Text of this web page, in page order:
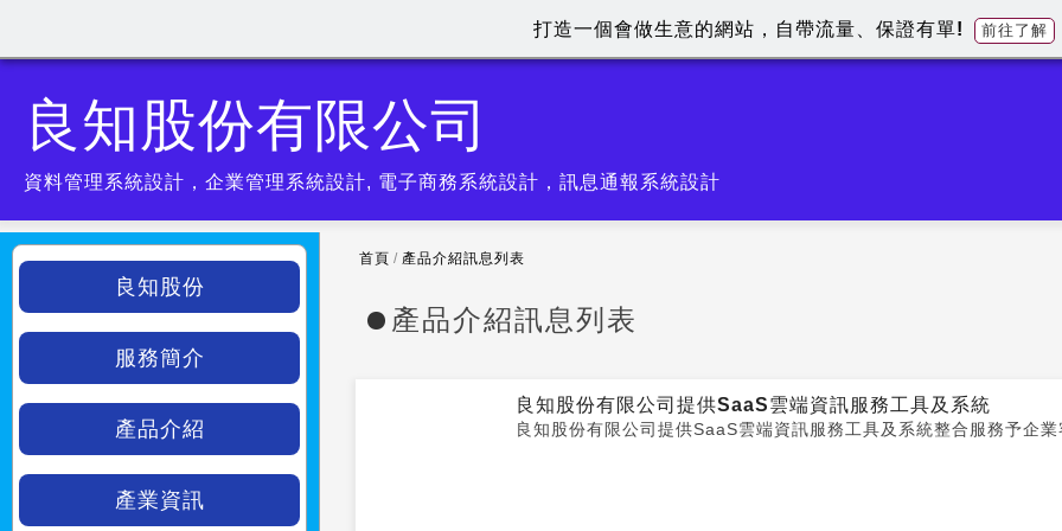
良知股份有限公司
資料管理系統設計，企業管理系統設計, 電子商務系統設計，訊息通報系統設計
首頁 / 產品介紹訊息列表
產品介紹訊息列表
良知股份有限公司提供SaaS雲端資訊服務工具及系統
良知股份有限公司提供SaaS雲端資訊服務工具及系統整合服務予企業
良知股份
服務簡介
產品介紹
產業資訊
打造一個會做生意的網站，自帶流量、保證有單! 前往了解